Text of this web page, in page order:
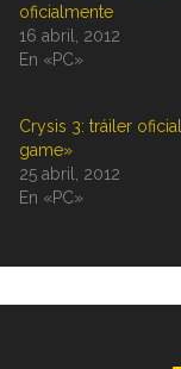
oficialmente
16 abril, 2012
En «PC»
Crysis 3: tráiler
game»
25 abril, 2012
En «PC»